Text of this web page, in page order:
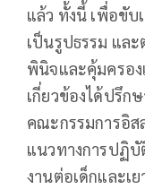
แล้ว ทั้งนี้ เพื่อขับ
เป็นรูปธรรม แล
พินิจและคุ้มครอ
เกี่ยวข้องได้ปรึ
คณะกรรมการอิส
แนวทางการปฏิบั
งานต่อเด็กและเ